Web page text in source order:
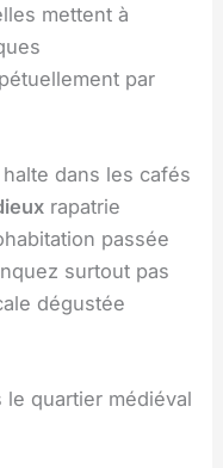
mettent à
par
dans les cafés
rapatrie
passée
surtout pas
dégustée
quartier médiéval